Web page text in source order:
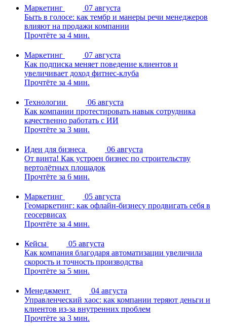
Маркетинг
07 августа
Быть в голосе: как тембр и манеры речи менеджеров
влияют на продажи компании
Прочтёте за 4 мин.
Маркетинг
07 августа
Как подписка меняет поведение клиентов и
увеличивает доход фитнес-клуба
Прочтёте за 4 мин.
Технологии
06 августа
Как компании протестировать навык сотрудника
качественно работать с ИИ
Прочтёте за 3 мин.
Идеи для бизнеса
06 августа
От винта! Как устроен бизнес по строительству
вертолётных площадок
Прочтёте за 6 мин.
Маркетинг
05 августа
Геомаркетинг: как офлайн-бизнесу продвигать себя в
геосервисах
Прочтёте за 4 мин.
Кейсы
05 августа
Как компания благодаря автоматизации увеличила
скорость и точность производства
Прочтёте за 5 мин.
Менеджмент
04 августа
Управленческий хаос: как компании теряют деньги и
клиентов из-за внутренних проблем
Прочтёте за 3 мин.